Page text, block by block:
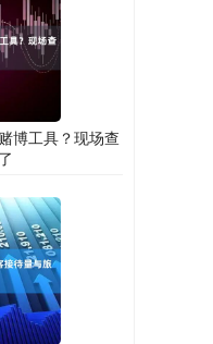
博工具？现场查